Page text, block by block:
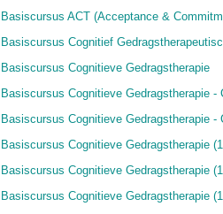
Basiscursus ACT (Acceptance &
Basiscursus Cognitief
Basiscursus Cognitieve Gedragstherapie
Basiscursus Cognitieve Gedragstherapie -
Basiscursus Cognitieve Gedragstherapie -
Basiscursus Cognitieve Gedragstherapie
Basiscursus Cognitieve Gedragstherapie
Basiscursus Cognitieve Gedragstherapie